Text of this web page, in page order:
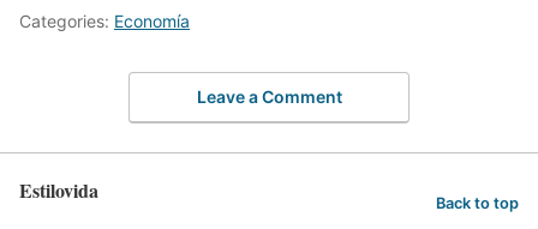
Categories: Economía
Leave a Comment
Estilovida Back to top